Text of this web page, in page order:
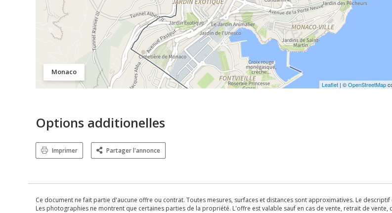
Monaco
Leaflet | ©OpenStreetMap
Options additionelles
Imprimer Partager l'annonce
Ce document ne fait partie d'aucune offre ou contrat. Toutes mesures, surfaces et distances sont approximatives. Le
Les photographies ne montrent que certaines parties de la propriété. L'offre est valable sauf en cas de vente, retrait de